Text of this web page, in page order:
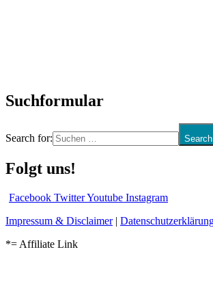
Suchformular
Search for:
Folgt uns!
Facebook TwitterYoutube Instagram
Impressum & Disclaimer|
*= Affiliate Link